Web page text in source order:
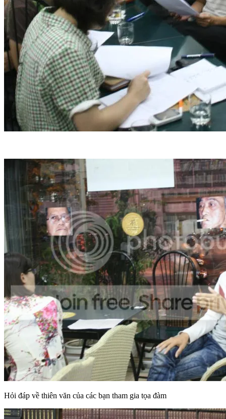
Hỏi đáp về thiên văn của các bạn tham gia tọa đàm